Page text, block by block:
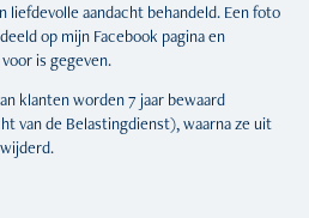
aandacht behandeld. Een foto
op mijn Facebook pagina en
is gegeven.
klanten worden 7 jaar bewaard
van de Belastingdienst), waarna ze uit